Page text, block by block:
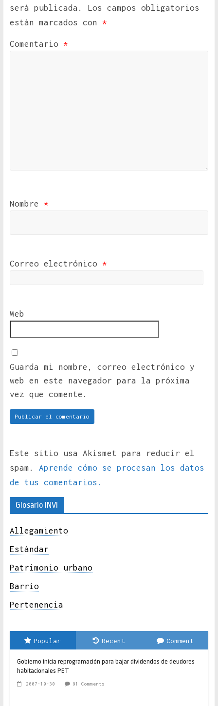
será publicada.
Los campos obligatorios
están marcados con *
Comentario *
Nombre *
Correo electrónico *
Web
Guarda mi nombre, correo electrónico y
web en este navegador para la próxima
vez que comente.
Este sitio usa Akismet para reducir el
spam. Aprende cómo se procesan los datos
de tus comentarios.
Glosario INVI
Allegamiento
Estándar
Patrimonio urbano
Barrio
Pertenencia
Popular Recent Comment
Gobierno inicia reprogramación para bajar dividendos de deudores
habitacionales PET
2007-10-30 91 Comments